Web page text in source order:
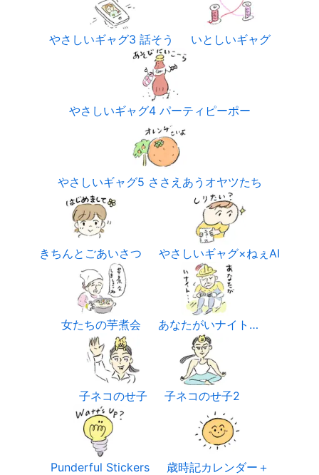
やさしいギャグ3 話そう いとしいギャグ
やさしいギャグ4 パーティピーポー
やさしいギャグ5 ささえあうオヤツたち
きちんとごあいさつ やさしいギャグ×ねぇAI
女たちの芋煮会 あなたがいナイト…
子ネコのせ子 子ネコのせ子2
Punderful Stickers 歳時記カレンダー＋